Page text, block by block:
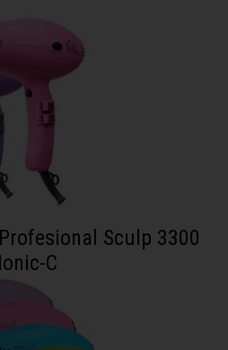
Sculp 3300
Ionic-C